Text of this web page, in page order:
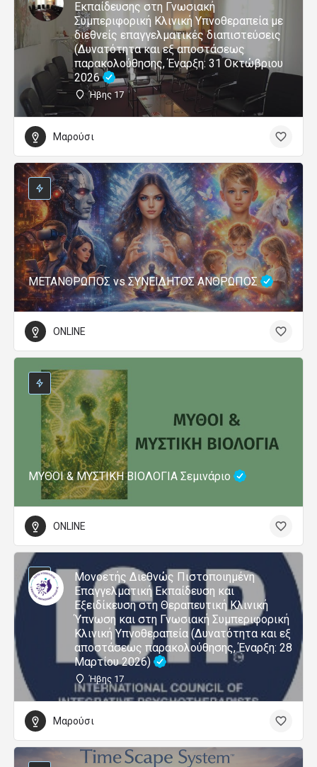
Εκπαίδευσης στη Γνωσιακή
Συμπεριφορική Κλινική Υπνοθεραπεία με
διεθνείς επαγγελματικές διαπιστεύσεις
(Δυνατότητα και εξ αποστάσεως
παρακολούθησης, Έναρξη: 31 Οκτώβριου
2026
Ήβης 17
Μαρούσι
ΜΕΤΑΝΘΡΩΠΟΣ vs ΣΥΝΕΙΔΗΤΟΣ ΑΝΘΡΩΠΟΣ
ONLINE
ΜΥΘΟΙ & ΜΥΣΤΙΚΗ ΒΙΟΛΟΓΙΑ Σεμινάριο
ONLINE
Μονοετής Διεθνώς Πιστοποιημένη
Επαγγελματική Εκπαίδευση και
Εξειδίκευση στη Θεραπευτική Κλινική
Ύπνωση και στη Γνωσιακή Συμπεριφορική
Κλινική Υπνοθεραπεία (Δυνατότητα και εξ
αποστάσεως παρακολούθησης, Έναρξη: 28
Μαρτίου 2026)
Ήβης 17
Μαρούσι